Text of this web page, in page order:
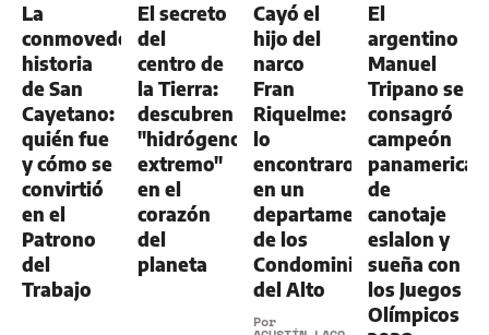
La
conmovedora
historia
de San
Cayetano:
quién fue
y cómo se
convirtió
en el
Patrono
del
Trabajo
El secreto
del
centro de
la Tierra:
descubren
"hidrógeno
extremo"
en el
corazón
del
planeta
Cayó el
hijo del
narco
Fran
Riquelme:
lo
encontraron
en un
departamento
de los
Condominios
del Alto
Por
El
argentino
Manuel
Tripano se
consagró
campeón
de
canotaje
eslalon y
sueña con
los Juegos
Olímpicos